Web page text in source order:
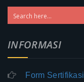
INFORMASI
Form Sertifikasi